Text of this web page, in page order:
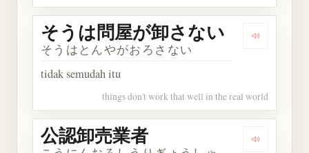
Dengarkan
そうは問屋が卸さない
そうはとんやがおろさない
tidak semudah itu
things don't work that well in the real world
Dengarkan
公認卸売業者